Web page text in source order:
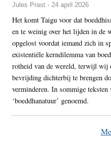
Jules Prast - 24 april 2026
Het komt Taigu voor dat
en te weinig over het lijden in de
opgelost voordat iemand zich in
existentiële kerndilemma van
rotheid van de wereld, terwijl wij
bevrijding dichterbij te brengen
verminderen. In sommige
‘boeddhanatuur’ genoemd.